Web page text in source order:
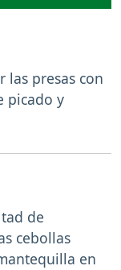
las presas con
picado y
de
cebollas
en